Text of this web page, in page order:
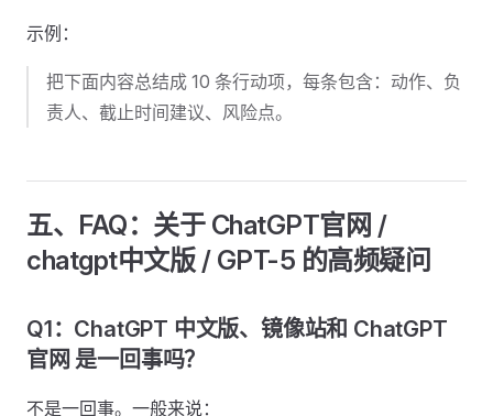
示例：
把下面内容总结成 10 条行动项，每条包含：动作、负
责人、截止时间建议、风险点。
五、FAQ：关于 ChatGPT官网 /
chatgpt中文版 / GPT-5 的高频疑问
Q1：ChatGPT 中文版、镜像站和 ChatGPT
官网 是一回事吗？
不是一回事。一般来说：